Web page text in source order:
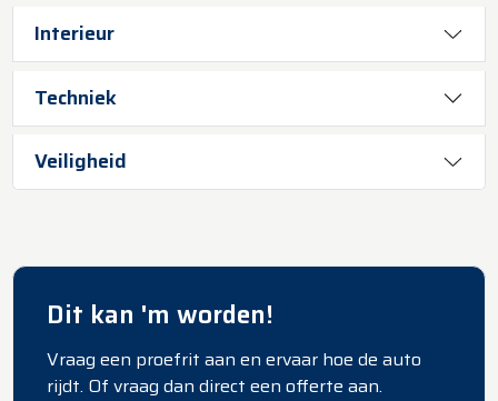
Interieur
Techniek
Veiligheid
Dit kan 'm worden!
Vraag een proefrit aan en ervaar hoe de auto
rijdt. Of vraag dan direct een offerte aan.